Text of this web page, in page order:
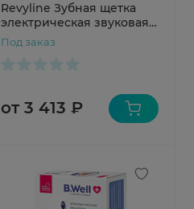
Revyline Зубная щетка
электрическая звуковая
RL040 Teens розовый
персик
Под заказ
от 3 413 ₽